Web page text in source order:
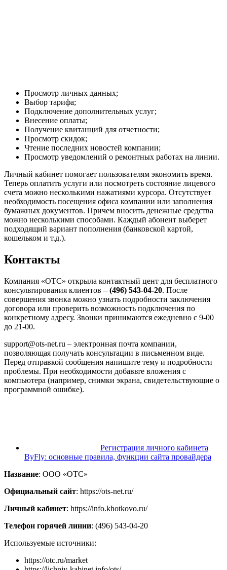
Просмотр личных данных;
Выбор тарифа;
Подключение дополнительных услуг;
Внесение оплаты;
Получение квитанций для отчетности;
Просмотр скидок;
Чтение последних новостей компании;
Просмотр уведомлений о ремонтных работах на линии.
Личный кабинет помогает пользователям экономить время.
Теперь оплатить услуги или посмотреть состояние лицевого
счета можно несколькими нажатиями курсора. Отсутствует
необходимость посещения офиса компании или заполнения
бумажных документов. Причем вносить денежные средства
можно несколькими способами. Каждый абонент выберет
подходящий вариант пополнения (банковской картой,
кошельком и т.д.).
Контакты
Компания «ОТС» открыла контактный цент для бесплатного
консультирования клиентов – (496) 543-04-20. После
совершения звонка можно узнать подробности заключения
договора или проверить возможность подключения по
конкретному адресу. Звонки принимаются ежедневно с 9-00
до 21-00.
support@ots-net.ru – электронная почта компании,
позволяющая получать консультации в письменном виде.
Перед отправкой сообщения напишите тему и подробности
проблемы. При необходимости добавьте вложения с
компьютера (например, снимки экрана, свидетельствующие о
программной ошибке).
Регистрация личного кабинета
ByFly: основные правила, функции сайта провайдера
Название: ООО «ОТС»
Официальный сайт: https://ots-net.ru/
Личный кабинет: https://info.khotkovo.ru/
Телефон горячей линии: (496) 543-04-20
Используемые источники:
https://otc.ru/market